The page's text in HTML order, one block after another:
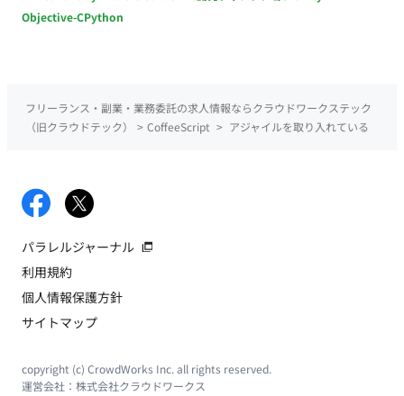
Objective-CPython
フリーランス・副業・業務委託の求人情報ならクラウドワークステック
（旧クラウドテック）
> CoffeeScript > アジャイルを取り入れている
パラレルジャーナル
利用規約
個人情報保護方針
サイトマップ
copyright (c) CrowdWorks Inc. all rights reserved.
運営会社： 株式会社クラウドワークス